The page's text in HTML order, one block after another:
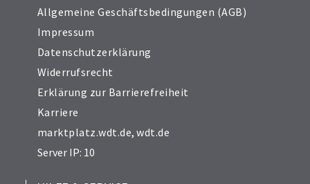
Allgemeine Geschäftsbedingungen (AGB)
Impressum
Datenschutzerklärung
Widerrufsrecht
Erklärung zur Barrierefreiheit
Karriere
marktplatz.wdt.de,wdt.de
Server IP: 10